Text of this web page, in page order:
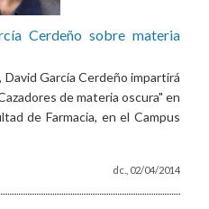
Cerdeño sobre materia
David García Cerdeño impartirá
de materia oscura" en
de Farmacia, en el Campus
dc., 02/04/2014